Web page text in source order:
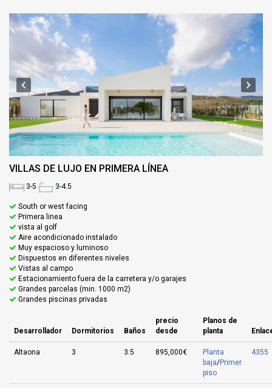
VILLAS DE LUJO EN PRIMERA LÍNEA
3-5 3-4.5
South or west facing
Primera linea
vista al golf
Aire acondicionado instalado
Muy espacioso y luminoso
Dispuestos en diferentes niveles
Vistas al campo
Estacionamiento fuera de la carretera y/o garajes
Grandes parcelas (min. 1000 m2)
Grandes piscinas privadas
Desarrollador Dormitorios Baños
precio
desde
Planos de
planta
Altaona 3 3.5 895,000€
Planta
baja/Primer
piso
4355